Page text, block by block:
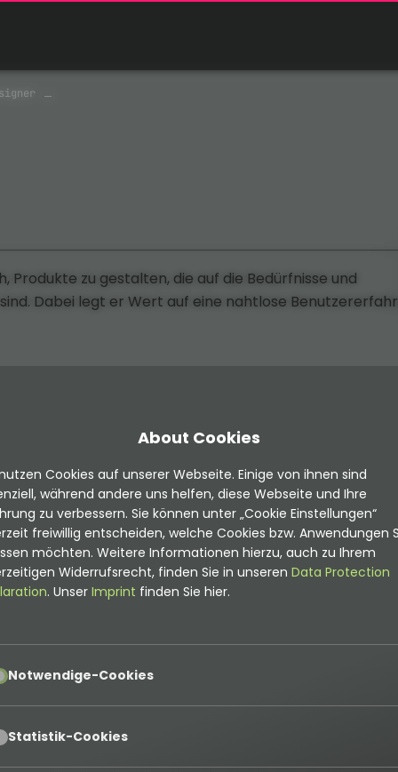
zu gestalten, die auf die Bedürfnisse und
Dabei legt er Wert auf eine nahtlose
du hier
About Cookies
Cookies auf unserer Webseite. Einige von ihnen sind
während andere uns helfen, diese Webseite und Ihre
zu verbessern. Sie können unter „Cookie Einstellungen“
freiwillig entscheiden, welche Cookies bzw. Anwendungen
möchten. Weitere Informationen hierzu, auch zu Ihrem
Widerrufsrecht, finden Sie in unseren Data Protection
. Unser Imprint finden Sie hier.
Notwendige-Cookies
Statistik-Cookies